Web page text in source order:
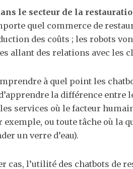
le secteur de la
quel commerce de
des coûts ; les robots
allant des relations avec les
à quel point les
la différence entre
services où le facteur
ou toute tâche où la
un verre d’eau).
cas, l’utilité des chatbots de